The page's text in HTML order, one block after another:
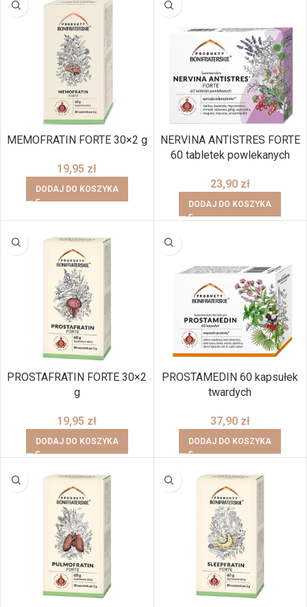
MEMOFRATIN FORTE 30×2 g
19,95 zł
DODAJ DO KOSZYKA
NERVINA ANTISTRES FORTE
60 tabletek powlekanych
23,90 zł
DODAJ DO KOSZYKA
PROSTAFRATIN FORTE 30×2
g
19,95 zł
DODAJ DO KOSZYKA
PROSTAMEDIN 60 kapsułek
twardych
37,90 zł
DODAJ DO KOSZYKA
BRAK